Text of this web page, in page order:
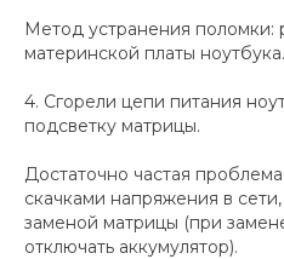
Метод устранения поломки:
материнской платы ноутбука.
4. Сгорели цепи питания
подсветку матрицы.
Достаточно частая
скачками напряжения в
заменой матрицы (при
отключать аккумулятор).